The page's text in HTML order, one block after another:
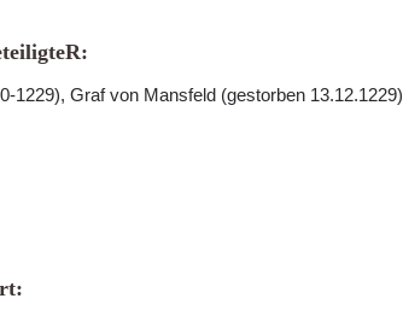
1229), Graf von Mansfeld (gestorben 13.12.1229)